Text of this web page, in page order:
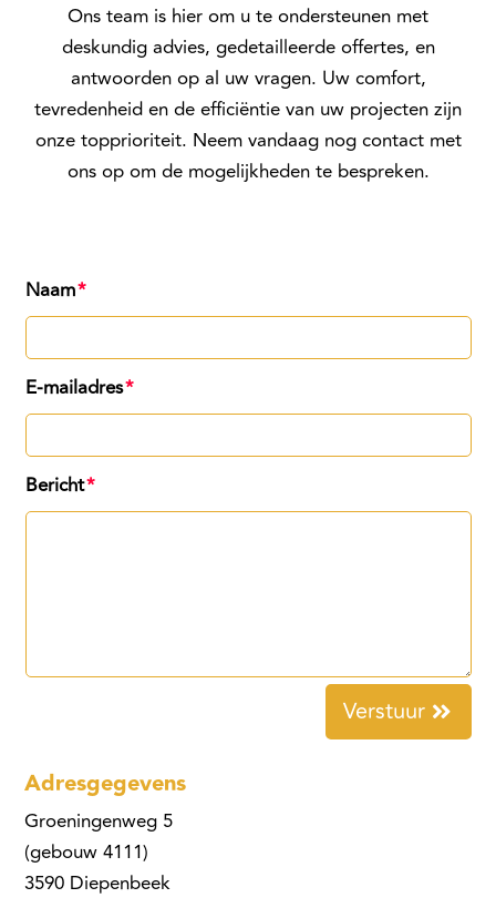
Ons team is hier om u te ondersteunen met
deskundig advies, gedetailleerde offertes, en
antwoorden op al uw vragen. Uw comfort,
tevredenheid en de efficiëntie van uw projecten zijn
onze topprioriteit. Neem vandaag nog contact met
ons op om de mogelijkheden te bespreken.
Naam
E-mailadres
Bericht
Verstuur
Adresgegevens
Groeningenweg 5
(gebouw 4111)
3590 Diepenbeek